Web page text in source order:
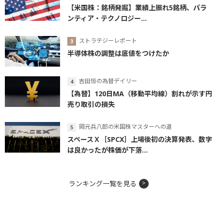
【米国株：銘柄発掘】業績上振れ5銘柄、パラ
ンティア・テクノロジー...
ストラテジーレポート
半導体株の調整は底値をつけたか
吉田恒の為替デイリー
【為替】120日MA（移動平均線）割れが示す円
売り取引の損失
岡元兵八郎の米国株マスターへの道
スペースＸ［SPCX］上場後初の決算発表、数字
は良かったが株価が下落...
ランキング一覧を見る